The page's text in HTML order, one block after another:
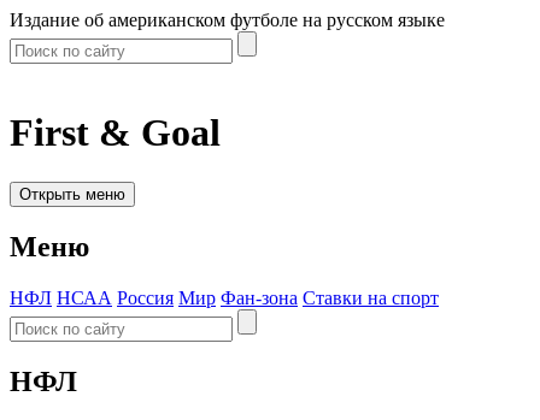
Издание об американском футболе на русском языке
First & Goal
Открыть меню
Меню
НФЛ НСАА Россия Мир Фан-зона Ставки на спорт
НФЛ